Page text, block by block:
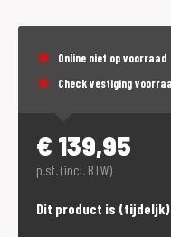
Online niet op voorraad
Check vestiging
€ 139,95
p.st. (incl. BTW)
Dit product is